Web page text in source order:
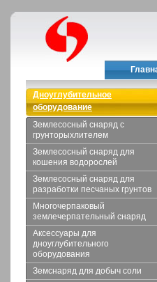
Дноуглубительное
оборудование
Землесосный снаряд с
грунторыхлителем
Землесосный снаряд для
кошения водорослей
Землесосный снаряд для
разработки песчаных грунтов
Многочерпаковый
землечерпательный снаряд
Аксессуары для
дноуглубительного
оборудования
Земснаряд для добыч соли